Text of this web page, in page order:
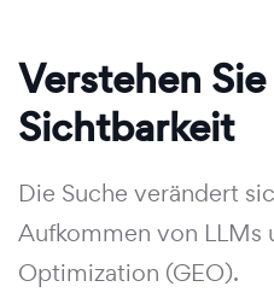
Verstehen
Sichtbarkeit
Die Suche verändert
Aufkommen von LLMs
Optimization (GEO).